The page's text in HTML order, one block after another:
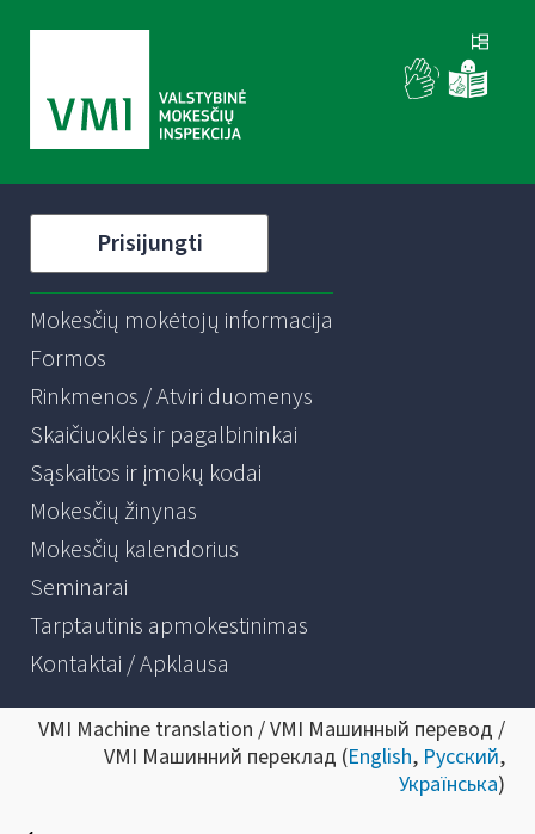
Prisijungti
Mokesčių mokėtojų informacija
Formos
Rinkmenos / Atviri duomenys
Skaičiuoklės ir pagalbininkai
Sąskaitos ir įmokų kodai
Mokesčių žinynas
Mokesčių kalendorius
Seminarai
Tarptautinis apmokestinimas
Kontaktai / Apklausa
VMI Machine translation / VMI Машинный перевод /
VMI Машинний переклад (English, Русский,
Українська)